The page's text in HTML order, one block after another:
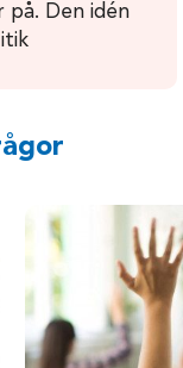
på. Den idén